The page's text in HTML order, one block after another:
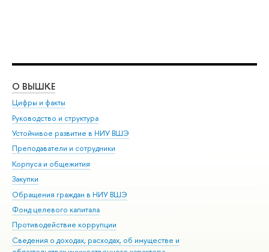
О ВЫШКЕ
Цифры и факты
Руководство и структура
Устойчивое развитие в НИУ ВШЭ
Преподаватели и сотрудники
Корпуса и общежития
Закупки
Обращения граждан в НИУ ВШЭ
Фонд целевого капитала
Противодействие коррупции
Сведения о доходах, расходах, об имуществе и